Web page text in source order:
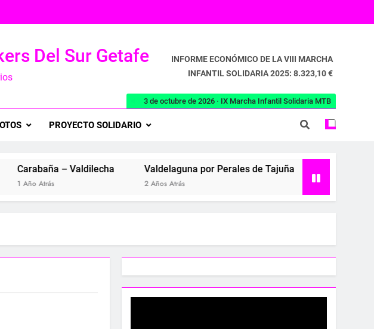
Del Sur Getafe
INFORME ECONÓMICO DE LA VIII MARCHA
INFANTIL SOLIDARIA 2025: 8.323,10 €
PROYECTO SOLIDARIO
3 de octubre de 2026 · IX Marcha Infantil Solidaria MTB
– Valdilecha Valdelaguna por Perales de Tajuña Aranjuez
2 Años Atrás